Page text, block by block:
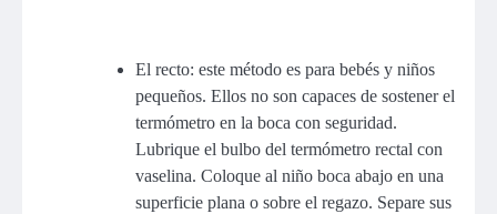
El recto: este método es para bebés y niños
pequeños. Ellos no son capaces de sostener el
termómetro en la boca con seguridad.
Lubrique el bulbo del termómetro rectal con
vaselina. Coloque al niño boca abajo en una
superficie plana o sobre el regazo. Separe sus